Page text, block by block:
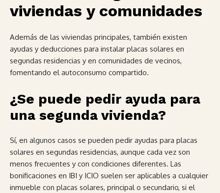
viviendas y comunidades
Además de las viviendas principales, también existen
ayudas y deducciones para instalar placas solares en
segundas residencias y en comunidades de vecinos,
fomentando el autoconsumo compartido.
¿Se puede pedir ayuda para
una segunda vivienda?
Sí, en algunos casos se pueden pedir ayudas para placas
solares en segundas residencias, aunque cada vez son
menos frecuentes y con condiciones diferentes. Las
bonificaciones en IBI y ICIO suelen ser aplicables a cualquier
inmueble con placas solares, principal o secundario, si el